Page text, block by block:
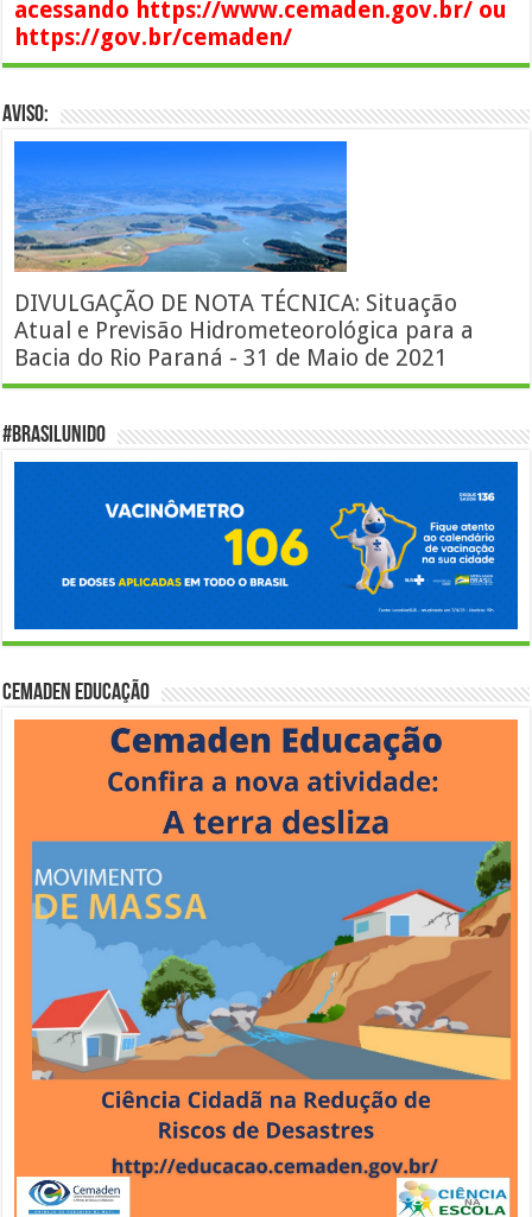
acessando https://www.cemaden.gov.br/ ou
https://gov.br/cemaden/
AVISO:
DIVULGAÇÃO DE NOTA TÉCNICA: Situação
Atual e Previsão Hidrometeorológica para a
Bacia do Rio Paraná - 31 de Maio de 2021
#BrasilUnido
Cemaden Educação